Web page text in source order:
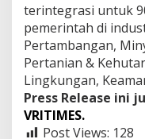
terintegrasi untuk
pemerintah di
Pertambangan,
Pertanian &
Lingkungan,
Press Release ini
VRITIMES.
Post Views: 128